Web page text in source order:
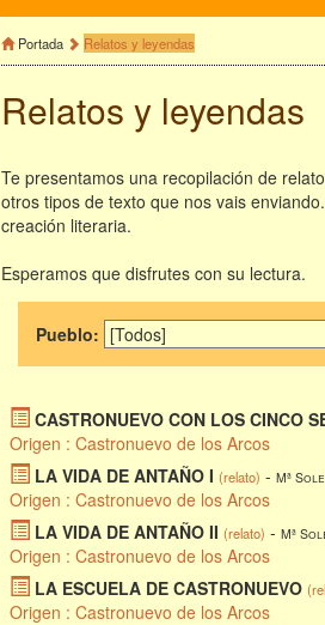
Portada Relatos y leyendas
Relatos y leyendas
Te presentamos una recopilación de
otros tipos de texto que nos vais
creación literaria.
Esperamos que disfrutes con su lectura.
Pueblo:
CASTRONUEVO CON LOS CINCO
Origen : Castronuevo de los Arcos
LA VIDA DE ANTAÑO I (relato) - Mª
Origen : Castronuevo de los Arcos
LA VIDA DE ANTAÑO II (relato) - Mª
Origen : Castronuevo de los Arcos
LA ESCUELA DE CASTRONUEVO
Origen : Castronuevo de los Arcos